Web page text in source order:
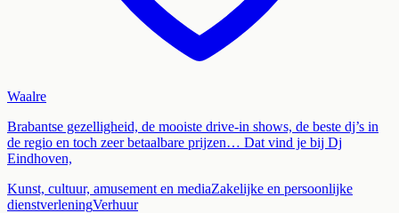
Waalre
Brabantse gezelligheid, de mooiste drive-in shows, de beste dj’s in
de regio en toch zeer betaalbare prijzen… Dat vind je bij Dj
Eindhoven,
Kunst, cultuur, amusement en mediaZakelijke en persoonlijke
dienstverleningVerhuur